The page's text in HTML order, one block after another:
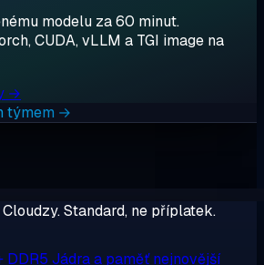
modelu za 60 minut.
CUDA, vLLM a TGI image na
→
týmem →
Standard, ne příplatek.
DDR5 Jádra a paměť nejnovější